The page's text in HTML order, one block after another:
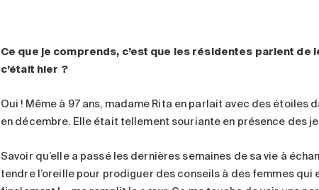
Ce que je comprends, c’est que les résidentes parlent
c’était hier ?
Oui ! Même à 97 ans, madame Rita en parlait avec des
en décembre. Elle était tellement souriante en présence des
Savoir qu’elle a passé les dernières semaines de sa vie à
tendre l’oreille pour prodiguer des conseils à des femmes